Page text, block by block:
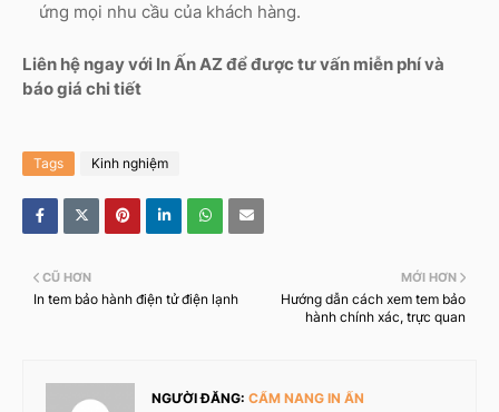
ứng mọi nhu cầu của khách hàng.
Liên hệ ngay với In Ấn AZ để được tư vấn miễn phí và
báo giá chi tiết
Tags Kinh nghiệm
MỚI HƠN
Hướng dẫn cách xem tem bảo
hành chính xác, trực quan
CŨ HƠN
In tem bảo hành điện tử điện lạnh
NGƯỜI ĐĂNG: CẨM NANG IN ẤN